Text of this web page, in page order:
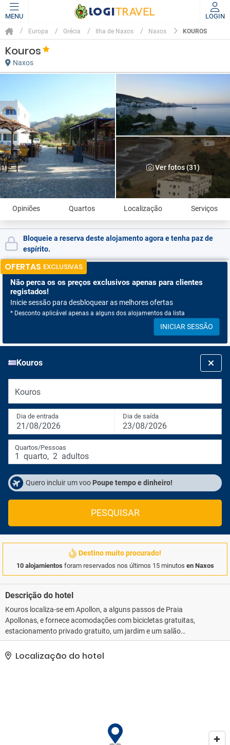
MENU LOGIN
Europa Grécia Ilha de Naxos Naxos KOUROS
Kouros
Naxos
Ver fotos (31)
Opiniões Quartos Localização Serviços
Bloqueie a reserva deste alojamento agora e tenha paz de
espírito.
OFERTAS EXCLUSIVAS
Não perca os os preços exclusivos apenas para clientes
registados!
Inicie sessão para desbloquear as melhores ofertas
* Desconto aplicável apenas a alguns dos alojamentos da lista
INICIAR SESSÃO
Kouros
Kouros
Dia de entrada
21/08/2026
Dia de saída
23/08/2026
Quartos/Pessoas
1 quarto, 2 adultos
Quero incluir um voo Poupe tempo e dinheiro!
PESQUISAR
Destino muito procurado!
10 alojamientos foram reservados nos últimos 15 minutos en Naxos
Descrição do hotel
Kouros localiza-se em Apollon, a alguns passos de Praia
Apollonas, e fornece acomodações com bicicletas gratuitas,
estacionamento privado gratuito, um jardim e um salão
partilhado. Este hotel de 1 estrela dispõe de acesso Wi-Fi gratuito,
um terraço e um bar. Os hóspedes podem desfrutar de uma
bebida no snack-bar. No alojamento, todos os quartos têm
almoço continental. Atividades como mergulho com snorkel,
canoagem, ciclismo podem ser desfrutadas nos arredores, e os
Localização do hotel